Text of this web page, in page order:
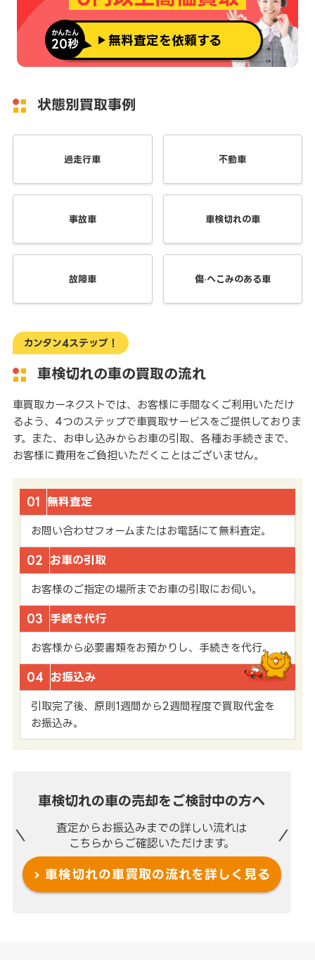
かんたん
20秒 無料査定を依頼する
状態別買取事例
過走行車 不動車
事故車 車検切れの車
故障車 傷·へこみのある車
カンタン4ステップ！
車検切れの車の買取の流れ
車買取カーネクストでは、お客様に手間なくご利用いただけ
るよう、4つのステップで車買取サービスをご提供しておりま
す。また、お申し込みからお車の引取、各種お手続きまで、
お客様に費用をご負担いただくことはございません。
01 無料査定
お問い合わせフォームまたはお電話にて無料査定。
02 お車の引取
お客様のご指定の場所までお車の引取にお伺い。
03 手続き代行
お客様から必要書類をお預かりし、手続きを代行。
04 お振込み
引取完了後、原則1週間から2週間程度で買取代金を
お振込み。
車検切れの車の売却を ご検討中の方へ
査定からお振込みまでの詳しい流れは
こちらからご確認いただけます。
車検切れの車買取の流れを詳しく見る